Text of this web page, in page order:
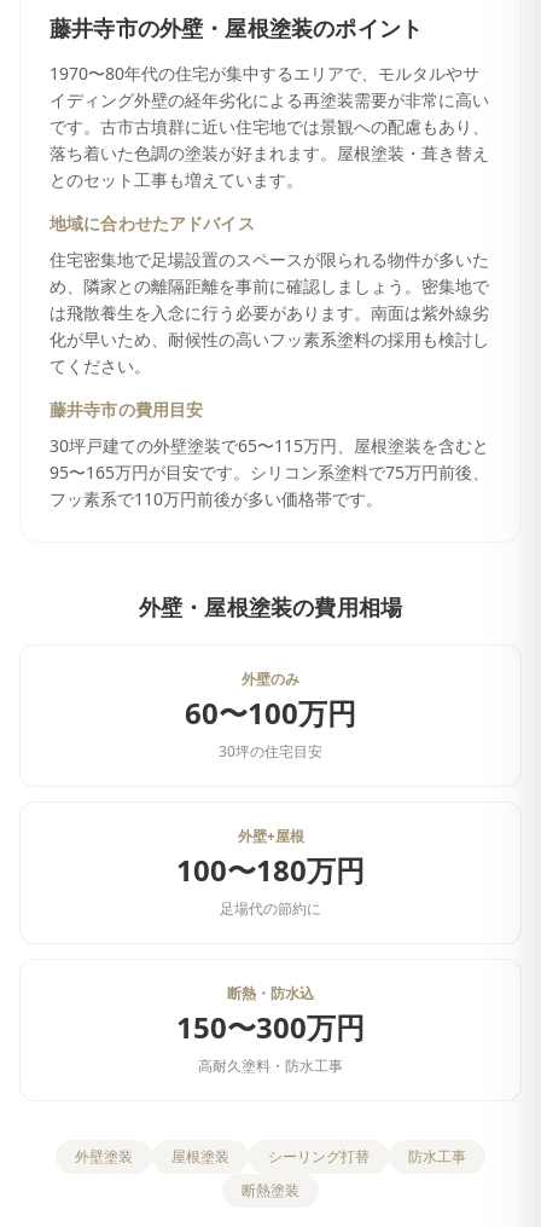
藤井寺市の外壁・屋根塗装のポイント
1970〜80年代の住宅が集中するエリアで、モルタルやサ
イディング外壁の経年劣化による再塗装需要が非常に高い
です。古市古墳群に近い住宅地では景観への配慮もあり、
落ち着いた色調の塗装が好まれます。屋根塗装・葺き替え
とのセット工事も増えています。
地域に合わせたアドバイス
住宅密集地で足場設置のスペースが限られる物件が多いた
め、隣家との離隔距離を事前に確認しましょう。密集地で
は飛散養生を入念に行う必要があります。南面は紫外線劣
化が早いため、耐候性の高いフッ素系塗料の採用も検討し
てください。
藤井寺市の費用目安
30坪戸建ての外壁塗装で65〜115万円、屋根塗装を含むと
95〜165万円が目安です。シリコン系塗料で75万円前後、
フッ素系で110万円前後が多い価格帯です。
外壁・屋根塗装の費用相場
外壁のみ
60〜100万円
30坪の住宅目安
外壁+屋根
100〜180万円
足場代の節約に
断熱・防水込
150〜300万円
高耐久塗料・防水工事
外壁塗装 屋根塗装 シーリング打替
防水工事
断熱塗装